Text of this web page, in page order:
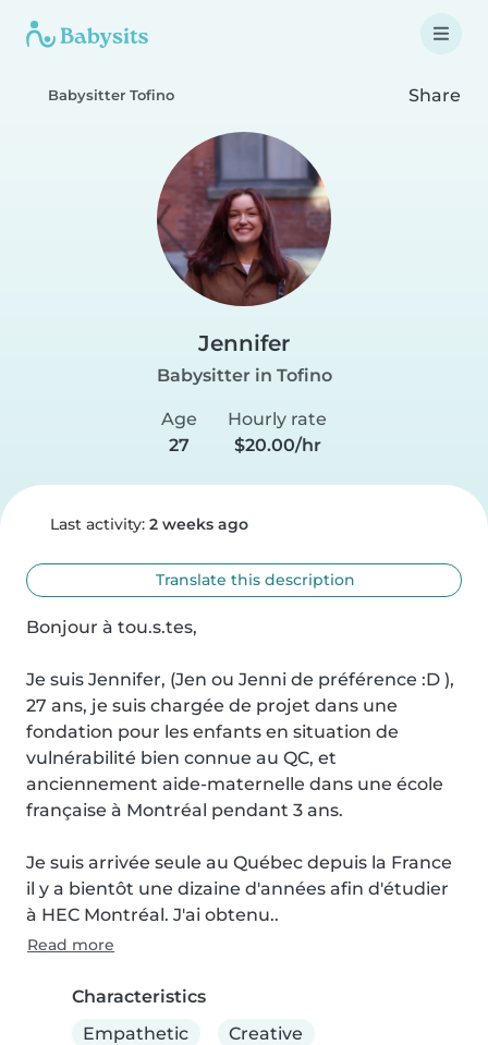
Babysitter Tofino Share
Jennifer
Babysitter in Tofino
Age
27
Hourly rate
$20.00/hr
Last activity: 2 weeks ago
Translate this description
Bonjour à tou.s.tes,
Je suis Jennifer, (Jen ou Jenni de préférence :D ),
27 ans, je suis chargée de projet dans une
fondation pour les enfants en situation de
vulnérabilité bien connue au QC, et
anciennement aide-maternelle dans une école
française à Montréal pendant 3 ans.
Je suis arrivée seule au Québec depuis la France
il y a bientôt une dizaine d'années afin d'étudier
à HEC Montréal. J'ai obtenu..
Read more
Characteristics
Empathetic
Creative